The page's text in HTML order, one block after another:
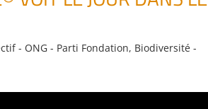
- ONG - Parti Fondation, Biodiversité -